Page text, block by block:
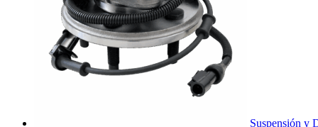
Suspensión y